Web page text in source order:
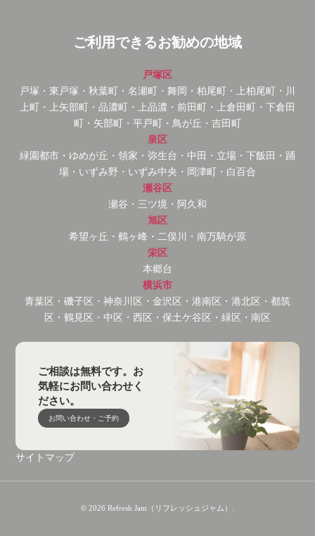
ご利用できるお勧めの地域
戸塚区
戸塚・東戸塚・秋葉町・名瀬町・舞岡・柏尾町・上柏尾町・川
上町・上矢部町・品濃町・上品濃・前田町・上倉田町・下倉田
町・矢部町・平戸町・鳥が丘・吉田町
泉区
緑園都市・ゆめが丘・領家・弥生台・中田・立場・下飯田・踊
場・いずみ野・いずみ中央・岡津町・白百合
瀬谷区
瀬谷・三ツ境・阿久和
旭区
希望ヶ丘・鶴ヶ峰・二俣川・南万騎が原
栄区
本郷台
横浜市
青葉区・磯子区・神奈川区・金沢区・港南区・港北区・都筑
区・鶴見区・中区・西区・保土ケ谷区・緑区・南区
ご相談は無料です。お
気軽にお問い合わせく
ださい。
お問い合わせ・ご予約
サイトマップ
© 2026 Refresh Jam（リフレッシュジャム）.